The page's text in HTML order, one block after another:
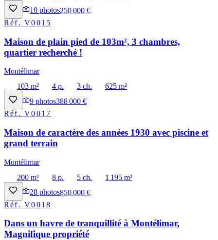
10 photos250 000 €
Réf.V0015
Maison de plain pied de 103m², 3 chambres,
quartier recherché !
Montélimar
103 m²
4 p. 3 ch.
625 m²
9 photos388 000 €
Réf.V0017
Maison de caractère des années 1930 avec piscine et
grand terrain
Montélimar
200 m²
8 p. 5 ch.
1 195 m²
28 photos850 000 €
Réf.V0018
Dans un havre de tranquillité à Montélimar,
Magnifique propriété